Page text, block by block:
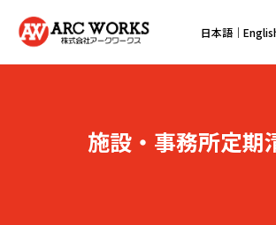
日本語 ｜
施設・事務所定期